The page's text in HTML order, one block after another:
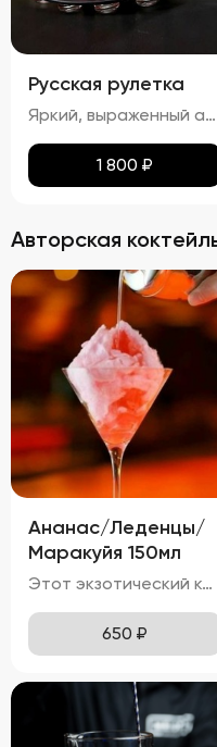
Русская рулетка
Яркий, выраженный аромат основного фрукта или ягоды, с дополнительными нотками других ингредиентов (например, ваниль, улун, барбарис). Вкус: Сбалансированный вкус, где основной акцент сделан на фруктовом или ягодном компоненте, с гармоничным дополнением других ингредиентов. Алкоголь должен быть хорошо интегрированным, не перебивая остальные вкусы. Текстура: Гладкая, без резкого спиртового послевкусия. Настойки должны быть достаточно крепкими, но при этом мягкими для питья.
1 800 ₽
Авторская
Ананас/Леденцы/
Маракуйя 150мл
Этот экзотический коктейль очарует вас своим светло-золотистым оттенком с лёгким розовым отливом, созданным благодаря ананасу и маракуйе. Яркий аромат тропических фруктов, таких как ананас и маракуйя, с нотками карамели и сладости от леденцов, гармонично дополняется свежестью игристого вина.
650 ₽